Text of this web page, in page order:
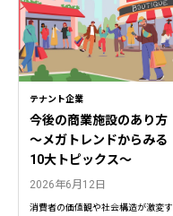
テナント企業
今後の商業施設のあり方
〜メガトレンドからみる
10大トピックス〜
2026年6月12日
消費者の価値観や社会構造が激変す